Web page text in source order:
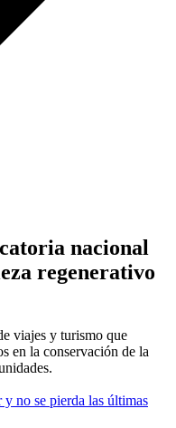
nacional
regenerativo
viajes y turismo que
en la conservación de la
no se pierda las últimas